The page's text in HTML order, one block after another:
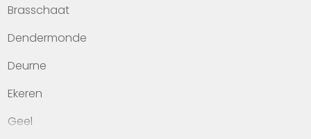
Veelgestelde vragen
Werken bij Heylen Vastgoed
Contact
Brasschaat
Dendermonde
Deurne
Ekeren
Geel